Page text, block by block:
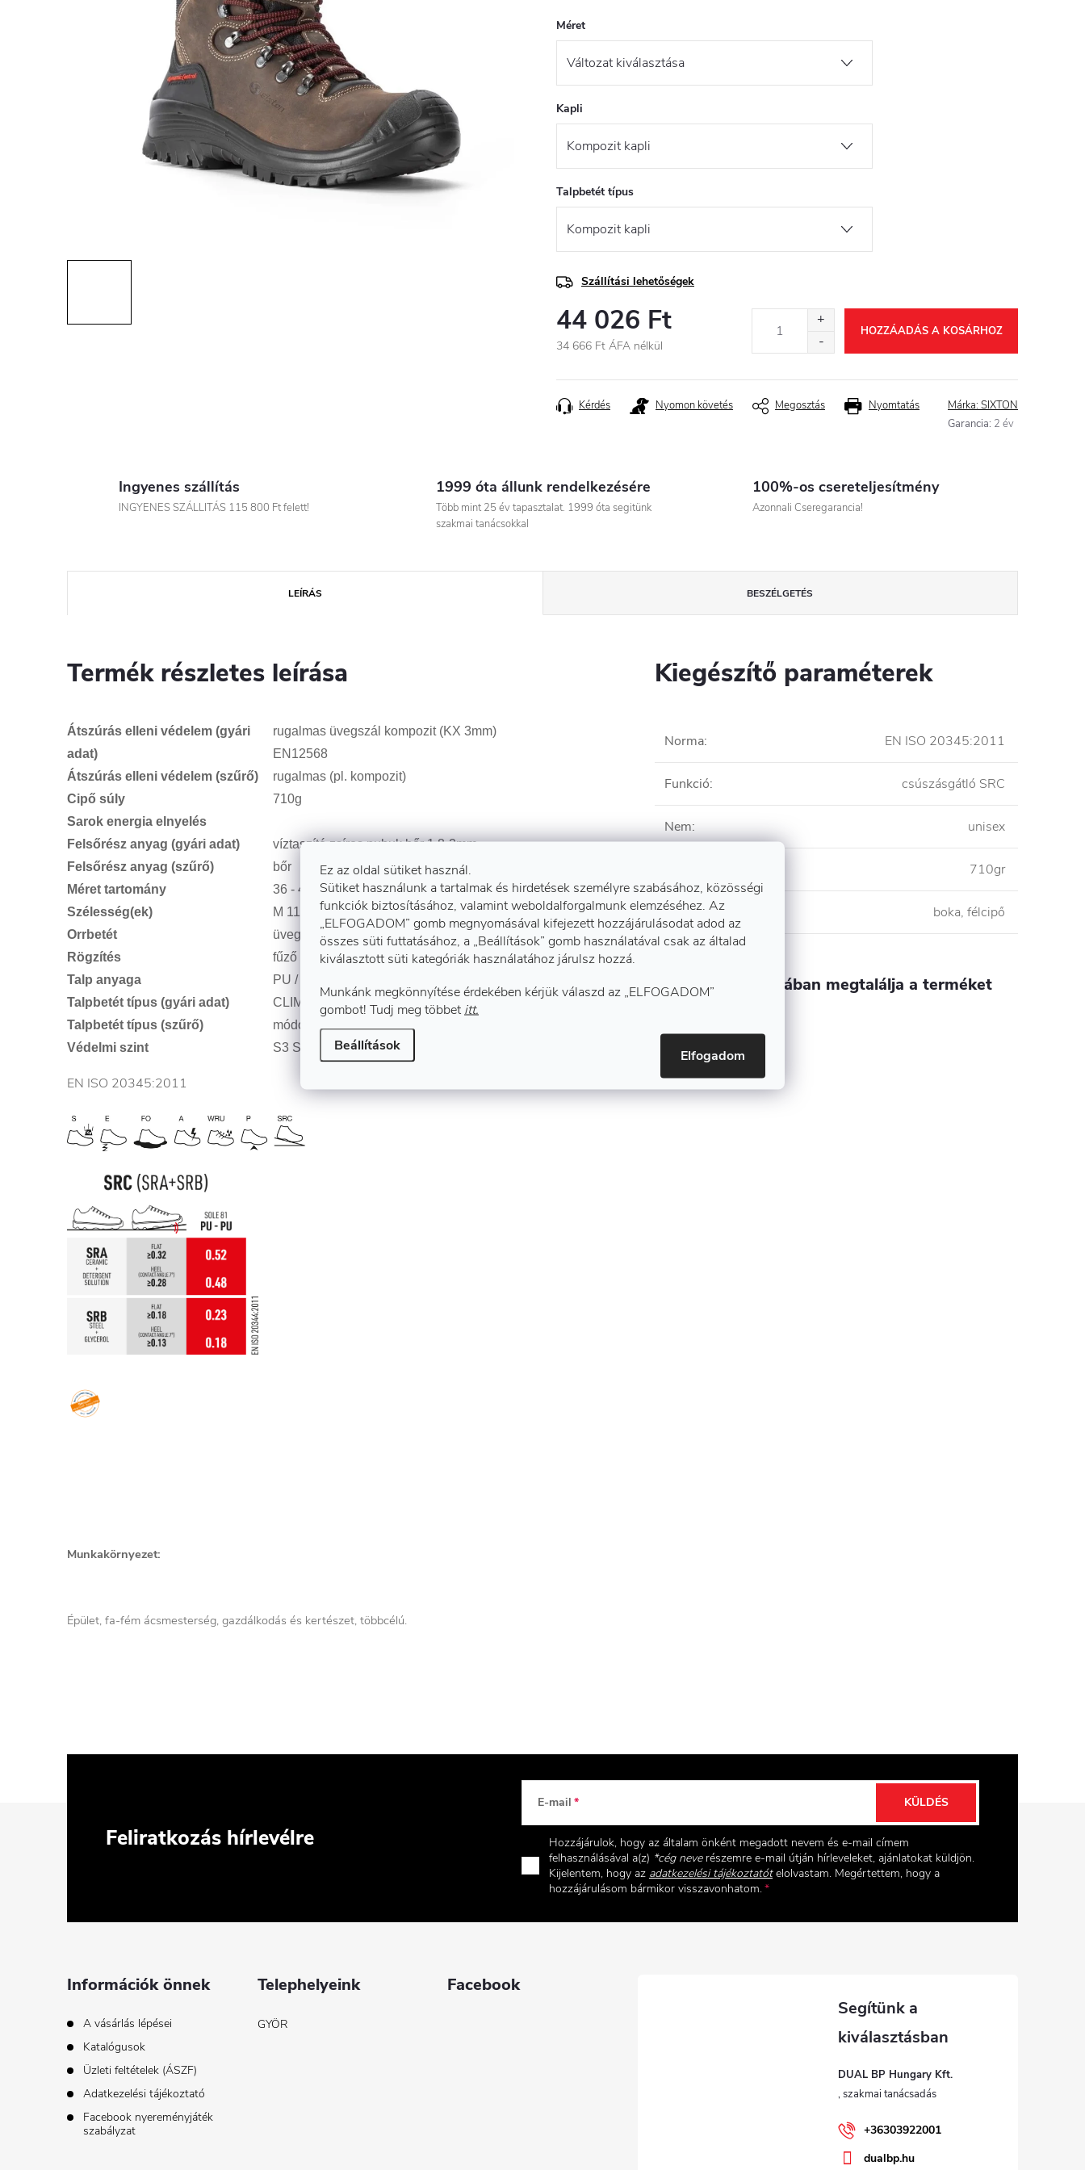
Ez az oldal sütiket használ.
Sütiket használunk a tartalmak és hirdetések személyre szabásához, közösségi
funkciók biztosításához, valamint weboldalforgalmunk elemzéséhez. Az
„ELFOGADOM” gomb megnyomásával kifejezett hozzájárulásodat adod az
összes süti futtatásához, a „Beállítások” gomb használatával csak az általad
kiválasztott süti kategóriák használatához járulsz hozzá.
Munkánk megkönnyítése érdekében kérjük válaszd az „ELFOGADOM”
gombot! Tudj meg többet itt.
Beállítások
Elfogadom
Méret
Kapli
Talpbetét típus
Szállítási lehetőségek
44 026 Ft
34 666 Ft ÁFA nélkül
HOZZÁADÁS A KOSÁRHOZ
Nyomtatás
Kérdés Nyomon követés Megosztás Márka: SIXTON
Garancia: 2 év
Ingyenes szállítás
INGYENES SZÁLLITÁS 115 800 Ft felett!
1999 óta állunk rendelkezésére
Több mint 25 év tapasztalat. 1999 óta segitünk
szakmai tanácsokkal
100%-os csereteljesítmény
Azonnali Cseregarancia!
LEÍRÁS BESZÉLGETÉS
Termék részletes leírása
Átszúrás elleni védelem (gyári
adat)
rugalmas üvegszál kompozit (KX 3mm)
EN12568
Átszúrás elleni védelem (szűrő)
rugalmas (pl. kompozit)
Cipő súly
710g
Sarok energia elnyelés
Felsőrész anyag (gyári adat)
víztaszító zsíros nubuk bőr 1,8-2mm
Felsőrész anyag (szűrő)
bőr
Méret tartomány
36 - 48
Szélesség(ek)
M 11
Orrbetét
üvegszálas kompozit >200J
Rögzítés
fűző
Talp anyaga
PU / PU
Talpbetét típus (gyári adat)
CLIMACTION FIT
Talpbetét típus (szűrő)
módosítható - formázott összetett (prémium)
Védelmi szint
S3 SRC
EN ISO 20345:2011
Munkakörnyezet:
Épület, fa-fém ácsmesterség, gazdálkodás és kertészet, többcélú.
Kiegészítő paraméterek
Norma: EN ISO 20345:2011
Funkció: csúszásgátló SRC
Nem: unisex
710gr
Típus: boka, félcipő
Ebben a kategóriában megtalálja a terméket
Feliratkozás hírlevélre
E-mail
Hozzájárulok, hogy az általam önként megadott nevem és e-mail címem
felhasználásával a(z) *cég neverészemre e-mail útján hírleveleket, ajánlatokat küldjön.
Kijelentem, hogy az adatkezelési tájékoztatót elolvastam. Megértettem, hogy a
hozzájárulásom bármikor visszavonhatom.
KÜLDÉS
Információk önnek
A vásárlás lépései
Katalógusok
Üzleti feltételek (ÁSZF)
Adatkezelési tájékoztató
Facebook nyereményjáték
szabályzat
Telephelyeink
GYÖR
Facebook
DUAL BP Hungary Kft.
+36303922001
dualbp.hu